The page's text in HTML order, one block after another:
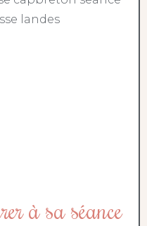
à sa séance